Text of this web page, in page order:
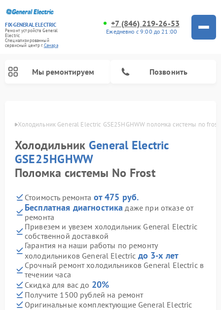
FIX-GENERAL ELECTRIC
Ремонт устройств General
Electric
Специализированный
cервисный центр г.Самара
+7 (846) 219-26-53
Ежедневно с 9:00 до 21:00
Мы ремонтируем Позвонить
Холодильник General Electric GSE25HGHWW поломка системы no frost
Холодильник General Electric
GSE25HGHWW
Поломка системы No Frost
Стоимость ремонта от 475 руб.
Бесплатная диагностика даже при отказе от
ремонта
Привезем и увезем холодильник General Electric
собственной доставкой
Гарантия на наши работы по ремонту
холодильников General Electric до 3-х лет
Срочный ремонт холодильников General Electric в
течении часа
Скидка для вас до 20%
Получите 1500 рублей на ремонт
Оригинальные комплектующие General Electric